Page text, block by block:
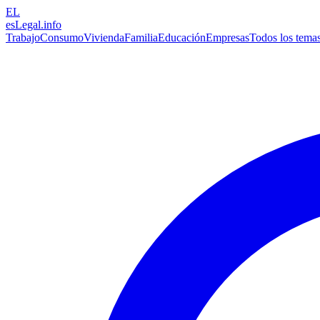
EL
esLegal.info
TrabajoConsumoViviendaFamiliaEducaciónEmpresasTodos los